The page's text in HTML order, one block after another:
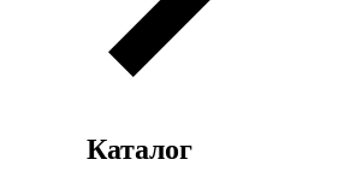
Каталог